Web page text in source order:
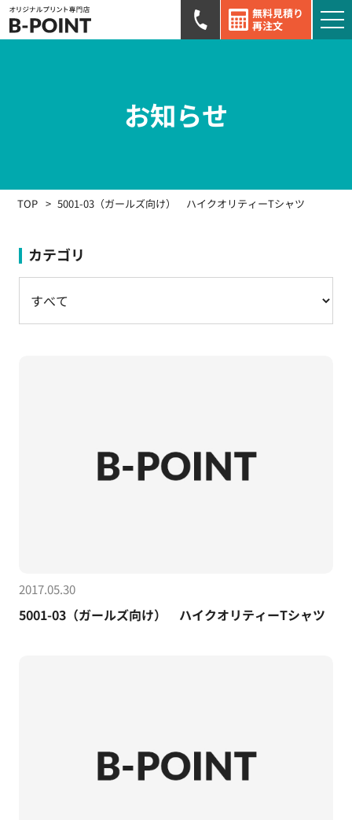
無料見積り
再注文
お知らせ
TOP 5001-03（ガールズ向け） ハイクオリティーTシャツ
2017.05.30
5001-03（ガールズ向け） ハイクオリティーTシャツ
カテゴリ